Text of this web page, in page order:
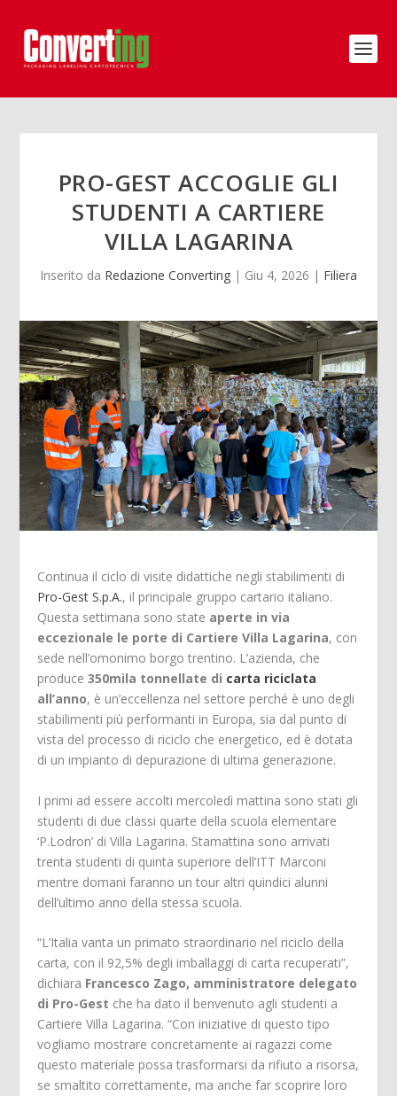
PRO-GEST ACCOGLIE GLI
STUDENTI A CARTIERE
VILLA LAGARINA
Inserito da Redazione Converting | Giu 4, 2026 | Filiera
Continua il ciclo di visite didattiche negli stabilimenti di
Pro-Gest S.p.A., il principale gruppo cartario italiano.
Questa settimana sono state aperte in via
eccezionale le porte di Cartiere Villa Lagarina, con
sede nell’omonimo borgo trentino. L’azienda, che
produce350mila tonnellate di carta riciclata
all’anno, è un’eccellenza nel settore perché è uno degli
stabilimenti più performanti in Europa, sia dal punto di
vista del processo di riciclo che energetico, ed è dotata
di un impianto di depurazione di ultima generazione.
I primi ad essere accolti mercoledì mattina sono stati gli
studenti di due classi quarte della scuola elementare
‘P.Lodron’ di Villa Lagarina. Stamattina sono arrivati
trenta studenti di quinta superiore dell’ITT Marconi
mentre domani faranno un tour altri quindici alunni
dell’ultimo anno della stessa scuola.
“L’Italia vanta un primato straordinario nel riciclo della
carta, con il 92,5% degli imballaggi di carta recuperati”,
dichiara Francesco Zago, amministratore delegato
di Pro-Gest che ha dato il benvenuto agli studenti a
Cartiere Villa Lagarina. “Con iniziative di questo tipo
vogliamo mostrare concretamente ai ragazzi come
questo materiale possa trasformarsi da rifiuto a risorsa,
se smaltito correttamente, ma anche far scoprire loro